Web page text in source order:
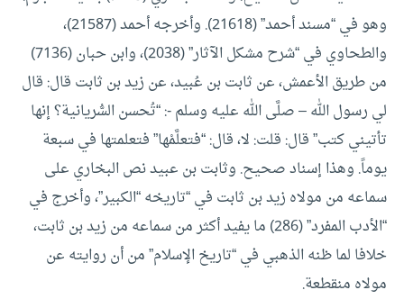
وهو في “مسند أحمد” (21618). وأخرجه أحمد (21587)،
والطحاوي في “شرح مشكل الآثار” (2038)، وابن حبان (7136)
من طريق الأعمش، عن ثابت بن عُبيد، عن زيد بن ثابت قال: قال
لي رسول الله – صلَّى الله عليه وسلم -: “تُحسن السُّريانية؟ إنها
تأتيني كتب” قال: قلت: لا، قال: “فتعلَّمْها” فتعلمتها في سبعة
يوماً. وهذا إسناد صحيح. وثابت بن عبيد نص البخاري على
سماعه من مولاه زيد بن ثابت في “تاريخه “الكبير”، وأخرج في
“الأدب المفرد” (286) ما يفيد أكثر من سماعه من زيد بن ثابت،
خلافا لما ظنه الذهبي في “تاريخ الإسلام” من أن روايته عن
مولاه منقطعة.